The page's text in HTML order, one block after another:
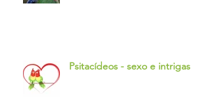
Psitacídeos - sexo e intrigas